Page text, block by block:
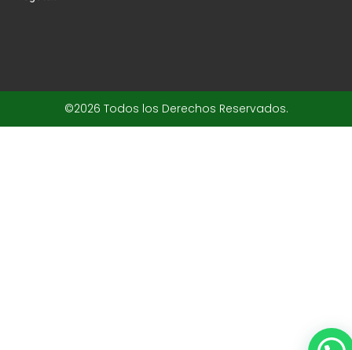
©2026 Todos los Derechos Reservados.